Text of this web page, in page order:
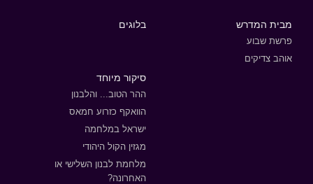
מבית המדרש
פרשת שבוע
אוהב צדיקים
בלוגים
סיקור מיוחד
ההר הטוב... והלבנון
הוואקף כזרוע חמאס
ישראל במלחמה
מגזין הקול היהודי
מלחמת לבנון השלישי או
האחרונה?